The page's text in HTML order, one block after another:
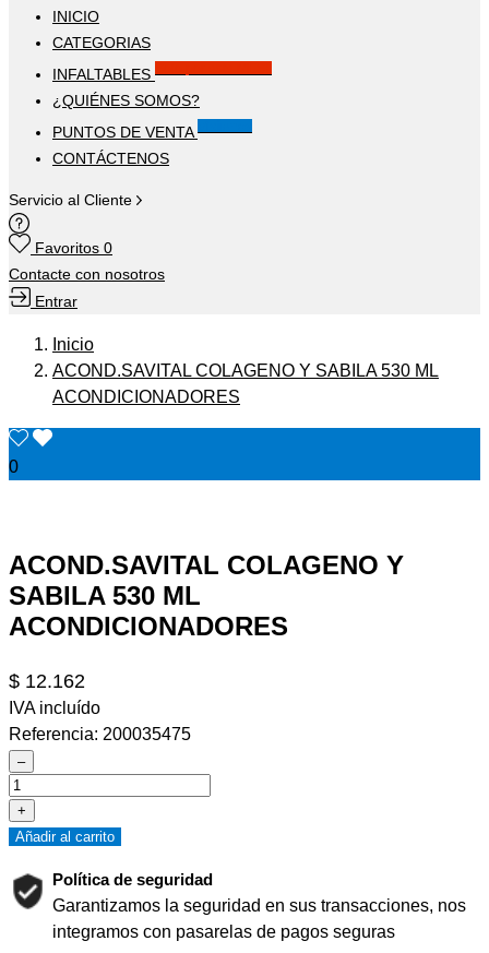
INICIO
CATEGORIAS
INFALTABLES
¿QUIÉNES SOMOS?
PUNTOS DE VENTA
CONTÁCTENOS
Servicio al Cliente
Favoritos 0
Contacte con nosotros
Entrar
Inicio
ACOND.SAVITAL COLAGENO Y SABILA 530 ML
ACONDICIONADORES
0
ACOND.SAVITAL COLAGENO Y
SABILA 530 ML
ACONDICIONADORES
$ 12.162
IVA incluído
Referencia: 200035475
–
+
Añadir al carrito
Política de seguridad
Garantizamos la seguridad en sus transacciones, nos
integramos con pasarelas de pagos seguras